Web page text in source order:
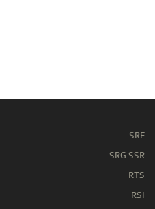
SRF
SRG SSR
RTS
RSI